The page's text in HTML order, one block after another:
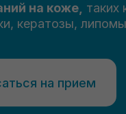
на коже, таких
кератозы,
на прием